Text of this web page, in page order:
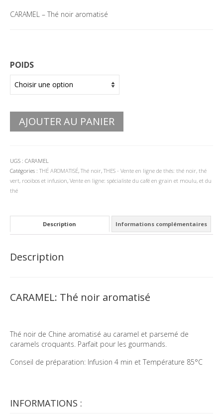
2,90 €
à
CARAMEL – Thé noir aromatisé
POIDS
AJOUTER AU PANIER
UGS : CARAMEL
Catégories : THÉ AROMATISÉ, Thé noir, THES - Vente en ligne de thés: thé noir, thé
vert, rooibos et infusion, Vente en ligne: spécialiste du café en grain et moulu, et du
thé
Description Informations complémentaires
Description
CARAMEL: Thé noir aromatisé
Thé noir de Chine aromatisé au caramel et parsemé de
caramels croquants. Parfait pour les gourmands.
Conseil de préparation: Infusion 4 min et Température 85°C
INFORMATIONS :